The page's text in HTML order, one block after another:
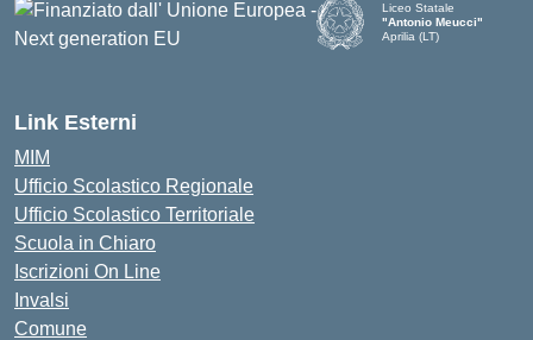
Liceo Statale
"Antonio Meucci"
Aprilia (LT)
Link Esterni
MIM
Ufficio Scolastico Regionale
Ufficio Scolastico Territoriale
Scuola in Chiaro
Iscrizioni On Line
Invalsi
Comune